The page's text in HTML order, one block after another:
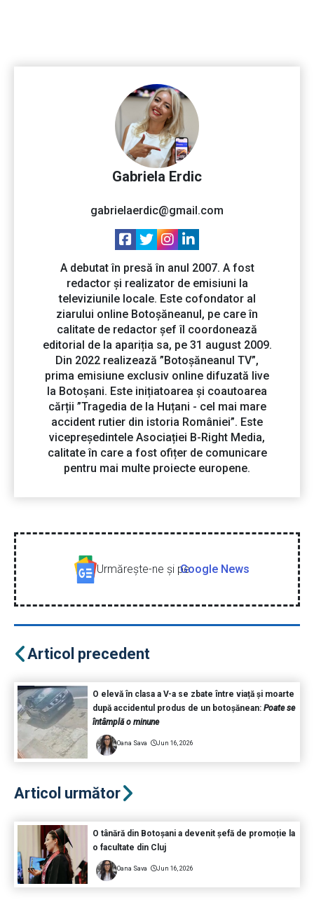
Gabriela Erdic
gabrielaerdic@gmail.com
A debutat în presă în anul 2007. A fost
redactor și realizator de emisiuni la
televiziunile locale. Este cofondator al
ziarului online Botoșăneanul, pe care în
calitate de redactor șef îl coordonează
editorial de la apariția sa, pe 31 august 2009.
Din 2022 realizează ”Botoșăneanul TV”,
prima emisiune exclusiv online difuzată live
la Botoșani. Este inițiatoarea și coautoarea
cărții ”Tragedia de la Huțani - cel mai mare
accident rutier din istoria României”. Este
vicepreședintele Asociației B-Right Media,
calitate în care a fost ofițer de comunicare
pentru mai multe proiecte europene.
Urmăreşte-ne şi peGoogle News
Articol precedent
O elevă în clasa a V-a se zbate între viață și moarte
după accidentul produs de un botoșănean: Poate se
întâmplă o minune
Oana Sava Jun 16, 2026
Articol următor
O tânără din Botoșani a devenit șefă de promoție la
o facultate din Cluj
Oana Sava Jun 16, 2026